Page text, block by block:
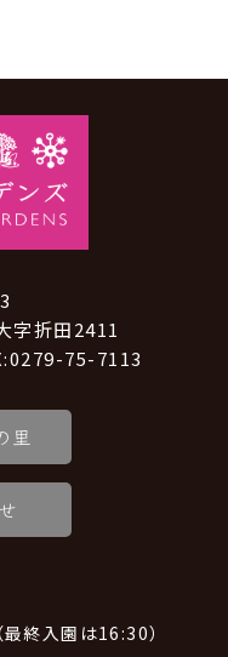
字折田2411
75-7113
里
終入園は16:30）